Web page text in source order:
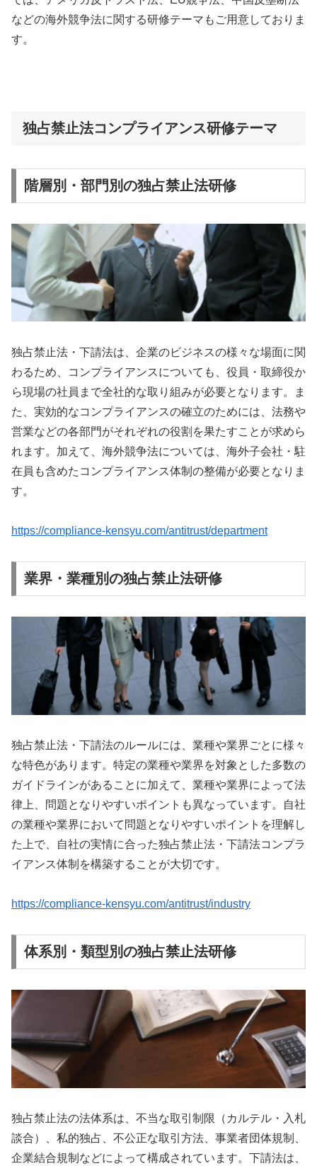
などの海外競争法に関する研修テーマもご用意しておりま
す。
独占禁止法コンプライアンス研修テーマ
階層別・部門別の独占禁止法研修
独占禁止法・下請法は、企業のビジネスの様々な場面に関
わるため、コンプライアンスについても、役員・取締役か
ら現場の社員まで全社的な取り組みが必要となります。ま
た、実効的なコンプライアンスの確立のためには、法務や
営業などの各部門がそれぞれの役割を果たすことが求めら
れます。加えて、海外競争法については、海外子会社・駐
在員も含めたコンプライアンス体制の整備が必要となりま
す。
https://compliance-kensyu.com/antitrust/department
業界・業種別の独占禁止法研修
独占禁止法・下請法のルールには、業種や業界ごとに様々
な特色があります。特定の業種や業界を対象とした多数の
ガイドラインがあることに加えて、業種や業界によって法
律上、問題となりやすいポイントも異なっています。自社
の業種や業界において問題となりやすいポイントを理解し
た上で、自社の実情に合った独占禁止法・下請法コンプラ
イアンス体制を構築することが大切です。
https://compliance-kensyu.com/antitrust/industry
体系別・類型別の独占禁止法研修
独占禁止法の法体系は、不当な取引制限（カルテル・入札
談合）、私的独占、不公正な取引方法、事業者団体規制、
企業結合規制などによって構成されています。下請法は、